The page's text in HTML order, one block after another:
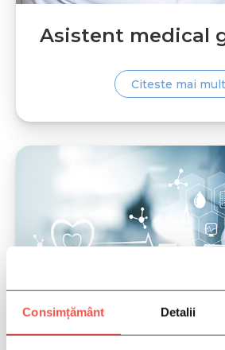
Consimțământ Detalii
PROGRAMEAZA-
Asistent medical
Citeste mai mult